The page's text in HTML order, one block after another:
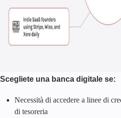
Scegliete una banca digitale se:
Necessità di accedere a linee di
di tesoreria